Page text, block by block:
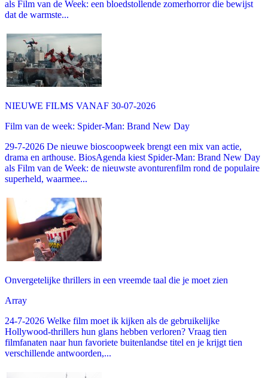
als Film van de Week: een bloedstollende zomerhorror die bewijst
dat de warmste...
NIEUWE FILMS VANAF 30-07-2026
Film van de week: Spider-Man: Brand New Day
29-7-2026 De nieuwe bioscoopweek brengt een mix van actie,
drama en arthouse. BiosAgenda kiest Spider-Man: Brand New Day
als Film van de Week: de nieuwste avonturenfilm rond de populaire
superheld, waarmee...
Onvergetelijke thrillers in een vreemde taal die je moet zien
Array
24-7-2026 Welke film moet ik kijken als de gebruikelijke
Hollywood-thrillers hun glans hebben verloren? Vraag tien
filmfanaten naar hun favoriete buitenlandse titel en je krijgt tien
verschillende antwoorden,...